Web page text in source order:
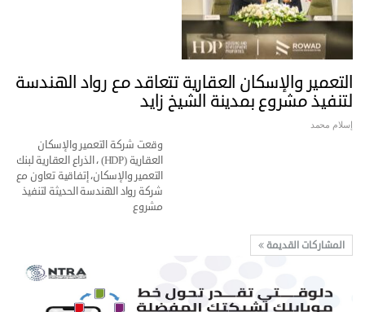
التعمير والإسكان العقارية تتعاقد مع رواد الهندسة
لتنفيذ مشروع بمدينة الشيخ زايد
إسلام محمد
وقعت شركة التعمير والإسكان
العقارية (HDP) ، الذراع العقارية لبنك
التعمير والإسكان، إتفاقية تعاون مع
شركة رواد الهندسة الحديثة لتنفيذ
مشروع
المشاركات القديمة